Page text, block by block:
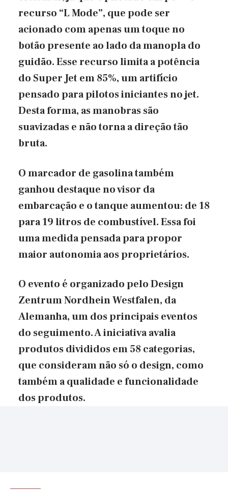
recurso “L Mode”, que pode ser
acionado com apenas um toque no
botão presente ao lado da manopla do
guidão. Esse recurso limita a potência
do Super Jetem 85%, um artifício
pensado para pilotos iniciantes no jet.
Desta forma, as manobras são
suavizadas e não torna a direção tão
bruta.
O marcador de gasolina também
ganhou destaque no visor da
embarcação e o tanque aumentou: de 18
para 19 litros de combustível. Essa foi
uma medida pensada para propor
maior autonomia aos proprietários.
O evento é organizado pelo Design
Zentrum Nordhein Westfalen, da
Alemanha, um dos principais eventos
do seguimento. A iniciativa avalia
produtos divididos em 58 categorias,
que consideram não só o design, como
também a qualidade e funcionalidade
dos produtos.